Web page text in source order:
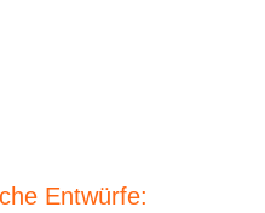
Entwürfe: